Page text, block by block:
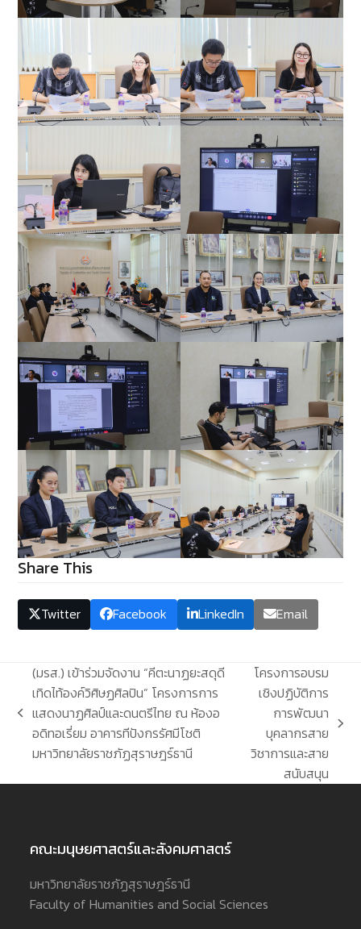
Share This
Twitter Facebook LinkedIn Email
previous
post:
(มรส.) เข้าร่วมจัดงาน “คีตะนาฏยะสดุดี
เทิดไท้องค์วิศิษฏศิลปิน” โครงการการ
แสดงนาฏศิลป์และดนตรีไทย ณ ห้องอ
อดิทอเรี่ยม อาคารทีปังกรรัศมีโชติ
มหาวิทยาลัยราชภัฏสุราษฎร์ธานี
next
post:
โครงการอบรม
เชิงปฏิบัติการ
การพัฒนา
บุคลากรสาย
วิชาการและสาย
สนับสนุน
คณะมนุษยศาสตร์และสังคมศาสตร์
มหาวิทยาลัยราชภัฏสุราษฎร์ธานี
Faculty of Humanities and Social Sciences